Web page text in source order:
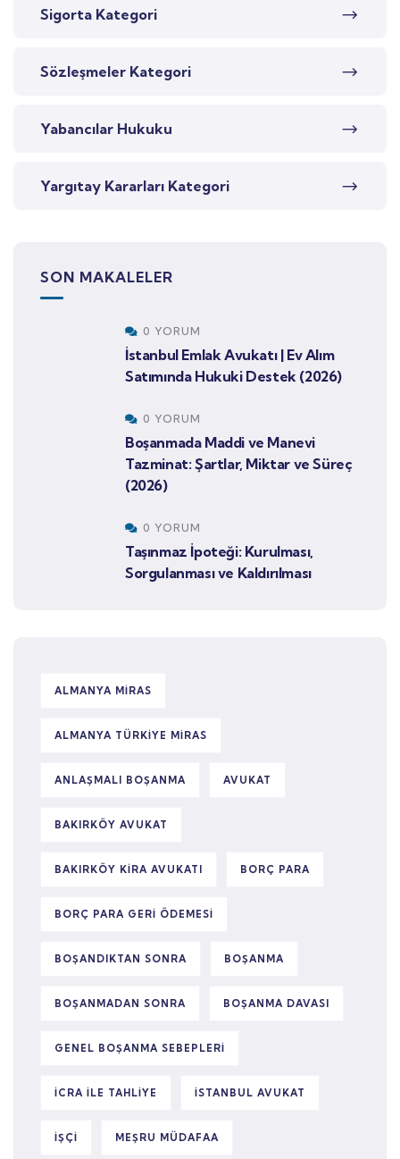
Sigorta Kategori
Sözleşmeler Kategori
Yabancılar Hukuku
Yargıtay Kararları Kategori
SON MAKALELER
0 YORUM
İstanbul Emlak Avukatı | Ev Alım
Satımında Hukuki Destek (2026)
0 YORUM
Boşanmada Maddi ve Manevi
Tazminat: Şartlar, Miktar ve Süreç
(2026)
0 YORUM
Taşınmaz İpoteği: Kurulması,
Sorgulanması ve Kaldırılması
ALMANYA MIRAS
ALMANYA TÜRKIYE MIRAS
ANLAŞMALI BOŞANMA AVUKAT
BAKIRKÖY AVUKAT
BAKIRKÖY KIRA AVUKATI BORÇ PARA
BORÇ PARA GERI ÖDEMESI
BOŞANDIKTAN SONRA BOŞANMA
BOŞANMADAN SONRA BOŞANMA DAVASI
GENEL BOŞANMA SEBEPLERI
ICRA ILE TAHLIYE ISTANBUL AVUKAT
IŞÇI MEŞRU MÜDAFAA